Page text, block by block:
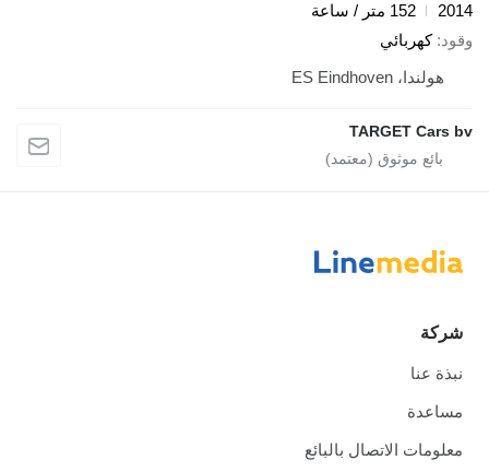
2014
152 متر / ساعة
وقود كهربائي
هولندا، ES Eindhoven
TARGET Cars bv
شركة
نبذة عنا
مساعدة
معلومات الاتصال بالبائع